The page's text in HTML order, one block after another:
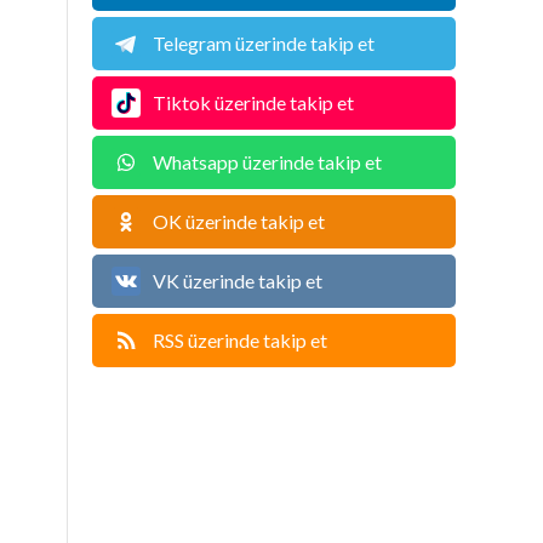
Telegram üzerinde takip et
Tiktok üzerinde takip et
Whatsapp üzerinde takip et
OK üzerinde takip et
VK üzerinde takip et
RSS üzerinde takip et